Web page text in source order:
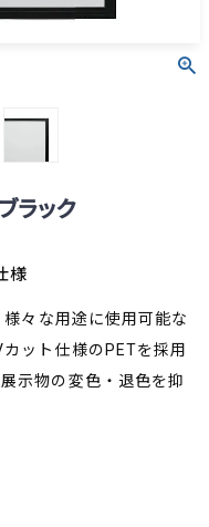
ラック
様
々な用途に使用可能な
ット仕様のPETを採用
示物の変色・退色を抑